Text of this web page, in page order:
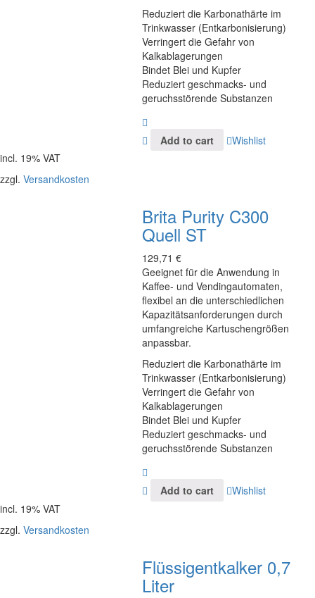
Reduziert die Karbonathärte im
Trinkwasser (Entkarbonisierung)
Verringert die Gefahr von
Kalkablagerungen
Bindet Blei und Kupfer
Reduziert geschmacks- und
geruchsstörende Substanzen
Add to cart
Wishlist
incl. 19% VAT
zzgl. Versandkosten
Brita Purity C300
Quell ST
129,71 €
Geeignet für die Anwendung in
Kaffee- und Vendingautomaten,
flexibel an die unterschiedlichen
Kapazitätsanforderungen durch
umfangreiche Kartuschengrößen
anpassbar.
Reduziert die Karbonathärte im
Trinkwasser (Entkarbonisierung)
Verringert die Gefahr von
Kalkablagerungen
Bindet Blei und Kupfer
Reduziert geschmacks- und
geruchsstörende Substanzen
Add to cart
Wishlist
incl. 19% VAT
zzgl. Versandkosten
Flüssigentkalker 0,7
Liter